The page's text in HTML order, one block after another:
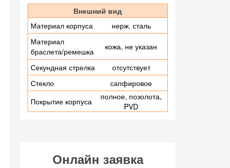
Внешний вид
Материал корпуса
нерж. сталь
Материал
браслета/ремешка
кожа, не указан
Секундная стрелка
отсутствует
Стекло
сапфировое
Покрытие корпуса
полное, позолота,
PVD
Онлайн заявка